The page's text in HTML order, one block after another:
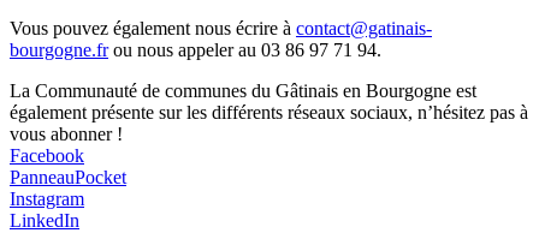
Vous pouvez également nous écrire à contact@gatinais-
bourgogne.frou nous appeler au 03 86 97 71 94.
La Communauté de communes du Gâtinais en Bourgogne est
également présente sur les différents réseaux sociaux, n’hésitez pas à
vous abonner !
Facebook
PanneauPocket
Instagram
LinkedIn